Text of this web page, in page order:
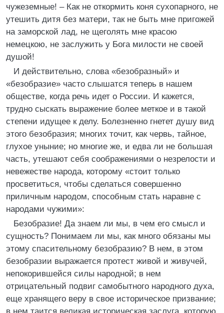
чужеземные! – Как не откормить коня сухопарного, не
утешить дитя без матери, так не быть мне пригожей
на заморской лад, не щеголять мне красою
немецкою, не заслужить у Бога милости не своей
душой!
И действительно, слова «безобразный» и
«безобразие» часто слышатся теперь в нашем
обществе, когда речь идет о России. И кажется,
трудно сыскать выражение более меткое и в такой
степени идущее к делу. Болезненно гнетет душу вид
этого безобразия; многих точит, как червь, тайное,
глухое уныние; но многие же, и едва ли не большая
часть, утешают себя соображениями о незрелости и
невежестве народа, которому «стоит только
просветиться, чтобы сделаться совершенно
приличным народом, способным стать наравне с
народами чужими»:
Безобразие! Да знаем ли мы, в чем его смысл и
сущность? Понимаем ли мы, как много обязаны мы
этому спасительному безобразию? В нем, в этом
безобразии выражается протест живой и живучей,
непокорившейся силы народной; в нем
отрицательный подвиг самобытного народного духа,
еще хранящего веру в свое историческое призвание;